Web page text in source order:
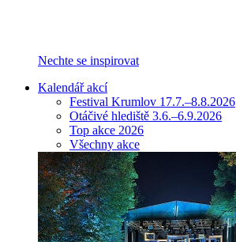
Nechte se inspirovat
Kalendář akcí
Festival Krumlov 17.7.–8.8.2026
Otáčivé hlediště 3.6.–6.9.2026
Top akce 2026
Všechny akce